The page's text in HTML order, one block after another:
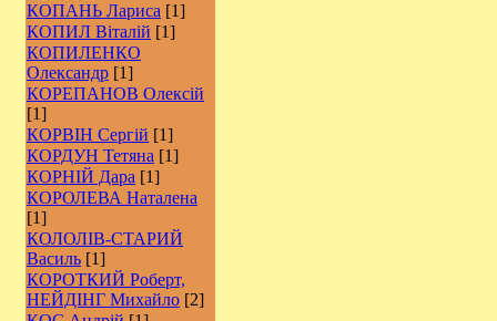
КОПАНЬ Лариса [1]
КОПИЛ Віталій [1]
КОПИЛЕНКО
Олександр [1]
КОРЕПАНОВ Олексій
[1]
КОРВІН Сергій [1]
КОРДУН Тетяна [1]
КОРНІЙ Дара [1]
КОРОЛЕВА Наталена
[1]
КОЛОЛІВ-СТАРИЙ
Василь [1]
КОРОТКИЙ Роберт,
НЕЙДІНГ Михайло [2]